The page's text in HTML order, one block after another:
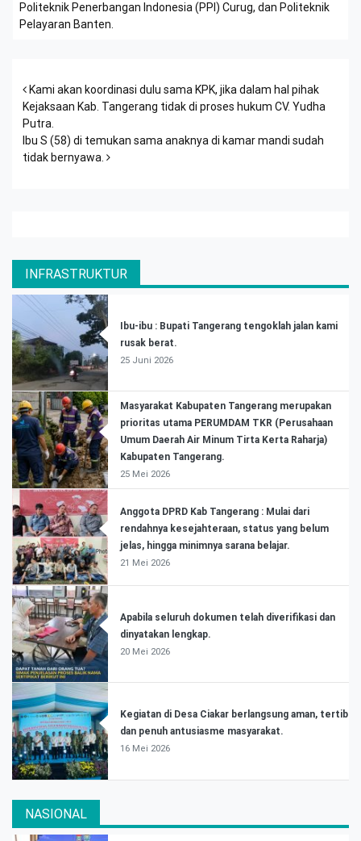
Politeknik Penerbangan Indonesia (PPI) Curug, dan Politeknik
Pelayaran Banten.
Post navigation
Kami akan koordinasi dulu sama KPK, jika dalam hal pihak
Kejaksaan Kab. Tangerang tidak di proses hukum CV. Yudha
Putra.
Ibu S (58) di temukan sama anaknya di kamar mandi sudah
tidak bernyawa.
INFRASTRUKTUR
Ibu-ibu : Bupati Tangerang tengoklah jalan kami
rusak berat.
25 Juni 2026
Masyarakat Kabupaten Tangerang merupakan
prioritas utama PERUMDAM TKR (Perusahaan
Umum Daerah Air Minum Tirta Kerta Raharja)
Kabupaten Tangerang.
25 Mei 2026
Anggota DPRD Kab Tangerang : Mulai dari
rendahnya kesejahteraan, status yang belum
jelas, hingga minimnya sarana belajar.
21 Mei 2026
Apabila seluruh dokumen telah diverifikasi dan
dinyatakan lengkap.
20 Mei 2026
Kegiatan di Desa Ciakar berlangsung aman, tertib
dan penuh antusiasme masyarakat.
16 Mei 2026
NASIONAL